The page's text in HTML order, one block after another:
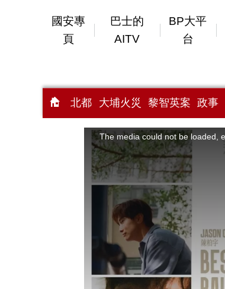
國安專
頁
巴士的
AITV
BP大平
台
北都 大埔火災 黎智英案 政事
is
modal
window.
The media could not be loaded,